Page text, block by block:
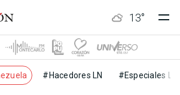
13°
#Hacedores LN #Especiales LN